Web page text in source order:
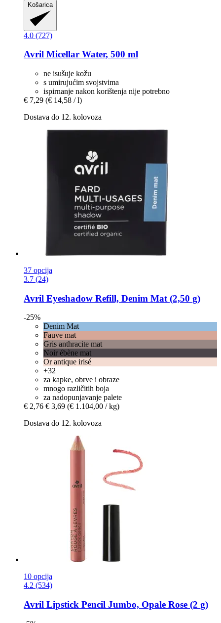
Košarica
4.0 (727)
Avril Micellar Water, 500 ml
ne isušuje kožu
s umirujućim svojstvima
ispirnanje nakon korištenja nije potrebno
€ 7,29 (€ 14,58 / l)
Dostava do 12. kolovoza
37 opcija
3.7 (24)
Avril Eyeshadow Refill, Denim Mat (2,50 g)
-25%
Denim Mat
Fauve mat
Gris anthracite mat
Noir ébène mat
Or antique irisé
+32
za kapke, obrve i obraze
mnogo različitih boja
za nadopunjavanje palete
€ 2,76 € 3,69 (€ 1.104,00 / kg)
Dostava do 12. kolovoza
10 opcija
4.2 (534)
Avril Lipstick Pencil Jumbo, Opale Rose (2 g)